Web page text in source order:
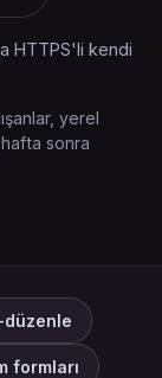
HTTPS'li kendi
yerel
sonra
düzenle
formları